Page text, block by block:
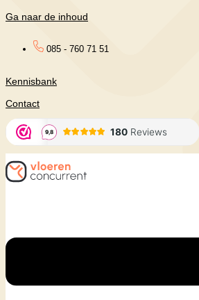
Ga naar de inhoud
085 - 760 71 51
Kennisbank
Contact